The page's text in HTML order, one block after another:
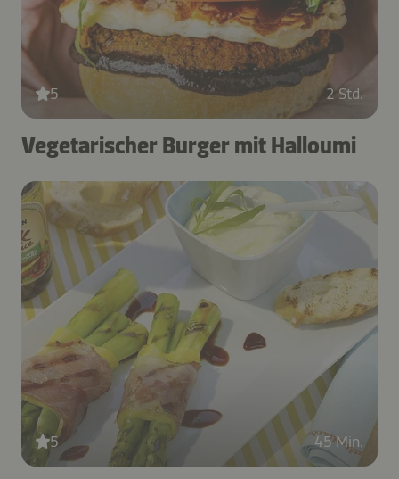
5 2 Std.
Vegetarischer Burger mit Halloumi
5 45 Min.